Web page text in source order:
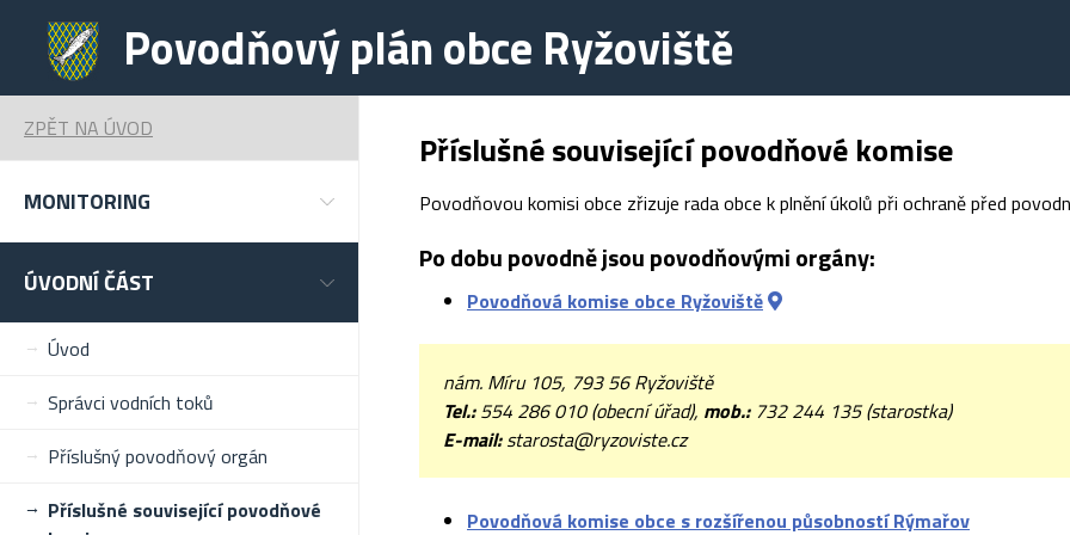
Povodňový plán obce Ryžoviště
ZPĚT NA ÚVOD
MONITORING
ÚVODNÍ ČÁST
Úvod
Správci vodních toků
Příslušný povodňový orgán
Příslušné související povodňové
Příslušné související povodňové komise
Povodňovou komisi obce zřizuje rada obce k plnění úkolů při ochraně před
Po dobu povodně jsou povodňovými orgány:
Povodňová komise obce Ryžoviště
nám. Míru 105, 793 56 Ryžoviště
Tel.:554 286 010 (obecní úřad), mob.:732 244 135 (starostka)
E-mail:starosta@ryzoviste.cz
Povodňová komise obce s rozšířenou působností Rýmařov